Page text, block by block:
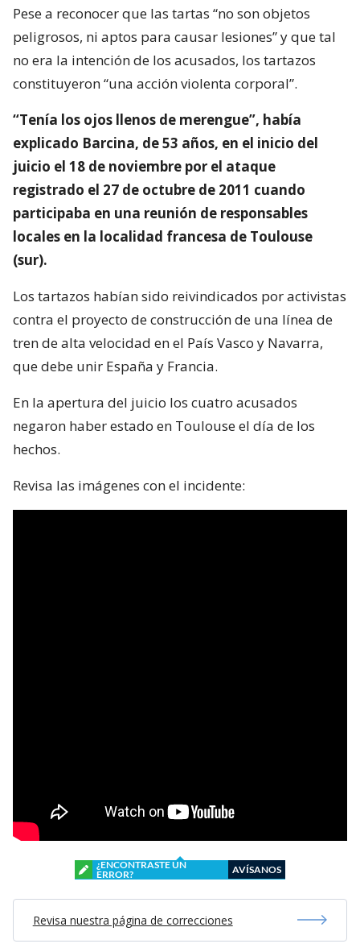
Pese a reconocer que las tartas “no son objetos
peligrosos, ni aptos para causar lesiones” y que tal
no era la intención de los acusados, los tartazos
constituyeron “una acción violenta corporal”.
“Tenía los ojos llenos de merengue”, había
explicado Barcina, de 53 años, en el inicio del
juicio el 18 de noviembre por el ataque
registrado el 27 de octubre de 2011 cuando
participaba en una reunión de responsables
locales en la localidad francesa de Toulouse
(sur).
Los tartazos habían sido reivindicados por activistas
contra el proyecto de construcción de una línea de
tren de alta velocidad en el País Vasco y Navarra,
que debe unir España y Francia.
En la apertura del juicio los cuatro acusados
negaron haber estado en Toulouse el día de los
hechos.
Revisa las imágenes con el incidente:
¿ENCONTRASTE UN
ERROR?
AVÍSANOS
Revisa nuestra página de correcciones